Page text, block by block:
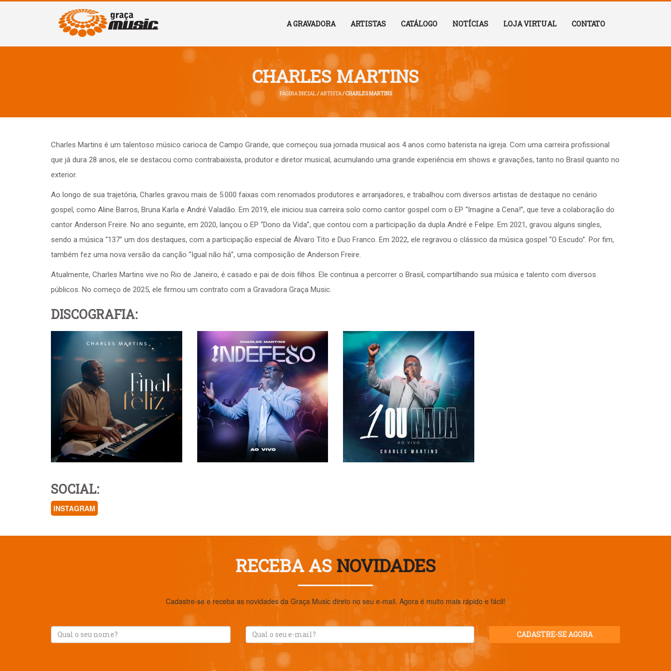
A GRAVADORA ARTISTAS CATÁLOGO NOTÍCIAS LOJA VIRTUAL CONTATO
CHARLES MARTINS
PÁGINA INICIAL/ARTISTA/ CHARLES MARTINS
Charles Martins é um talentoso músico carioca de Campo Grande, que começou sua jornada musical aos 4 anos como baterista na igreja. Com uma carreira profissional
que já dura 28 anos, ele se destacou como contrabaixista, produtor e diretor musical, acumulando uma grande experiência em shows e gravações, tanto no Brasil quanto no
exterior.
Ao longo de sua trajetória, Charles gravou mais de 5.000 faixas com renomados produtores e arranjadores, e trabalhou com diversos artistas de destaque no cenário
gospel, como Aline Barros, Bruna Karla e André Valadão. Em 2019, ele iniciou sua carreira solo como cantor gospel com o EP “Imagine a Cena!”, que teve a colaboração do
cantor Anderson Freire. No ano seguinte, em 2020, lançou o EP “Dono da Vida”, que contou com a participação da dupla André e Felipe. Em 2021, gravou alguns singles,
sendo a música “137” um dos destaques, com a participação especial de Álvaro Tito e Duo Franco. Em 2022, ele regravou o clássico da música gospel “O Escudo”. Por fim,
também fez uma nova versão da canção “Igual não há”, uma composição de Anderson Freire.
Atualmente, Charles Martins vive no Rio de Janeiro, é casado e pai de dois filhos. Ele continua a percorrer o Brasil, compartilhando sua música e talento com diversos
públicos. No começo de 2025, ele firmou um contrato com a Gravadora Graça Music.
DISCOGRAFIA:
SOCIAL:
INSTAGRAM
RECEBA AS NOVIDADES
Cadastre-se e receba as novidades da Graça Music direto no seu e-mail. Agora é muito mais rápido e fácil!
CADASTRE-SE AGORA